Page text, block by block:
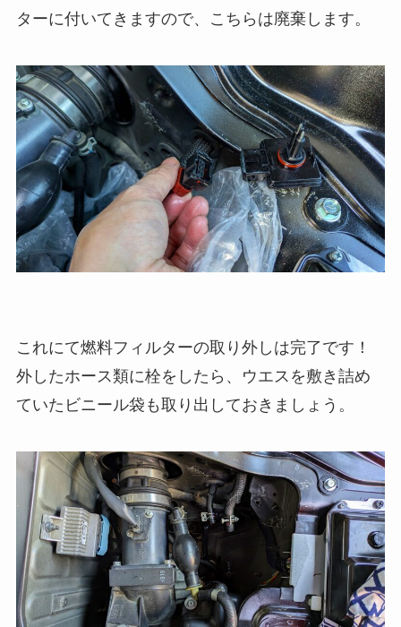
ターに付いてきますので、こちらは廃棄します。
これにて燃料フィルターの取り外しは完了です！
外したホース類に栓をしたら、ウエスを敷き詰め
ていたビニール袋も取り出しておきましょう。